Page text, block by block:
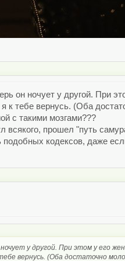
он ночует у другой. При
к тебе вернусь. (Оба
с такими мозгами???
всякого, прошел "путь
кодексов, даже
у другой. При этом у его
вернусь. (Оба достаточно